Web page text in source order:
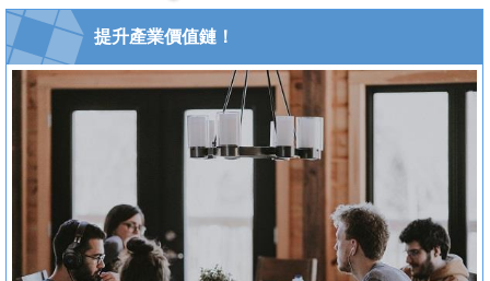
提升產業價值鏈！